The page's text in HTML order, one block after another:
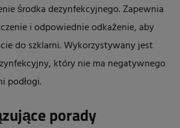
środka dezynfekcyjnego. Zapewnia
i odpowiednie odkażenie, aby
do szklarni. Wykorzystywany jest
który nie ma negatywnego
podłogi.
porady